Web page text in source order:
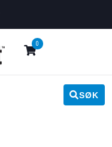
0
SØK